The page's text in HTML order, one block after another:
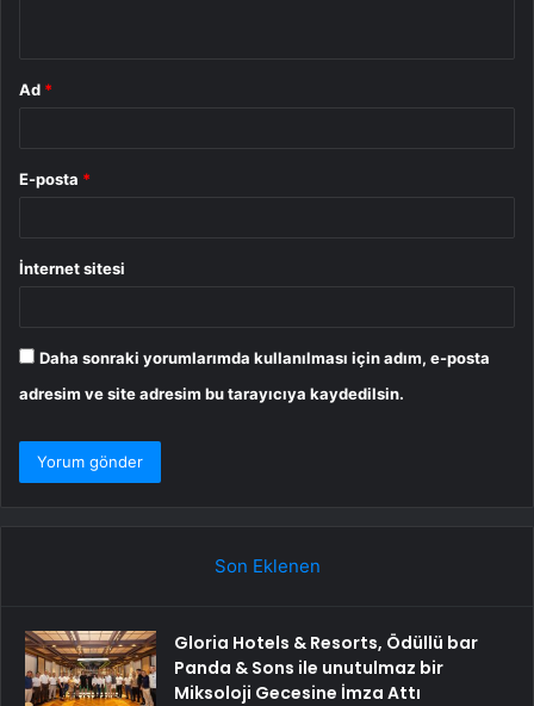
Ad *
E-posta *
İnternet sitesi
Daha sonraki yorumlarımda kullanılması için adım, e-posta
adresim ve site adresim bu tarayıcıya kaydedilsin.
Son Eklenen
Gloria Hotels & Resorts, Ödüllü bar
Panda & Sons ile unutulmaz bir
Miksoloji Gecesine İmza Attı